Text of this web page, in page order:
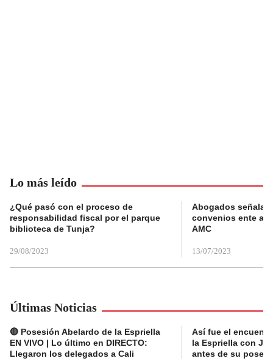
Lo más leído
¿Qué pasó con el proceso de
responsabilidad fiscal por el parque
biblioteca de Tunja?
29/08/2023
Abogados
convenios ente
AMC
13/07/2023
Últimas Noticias
🔴 Posesión Abelardo de la Espriella
EN VIVO | Lo último en DIRECTO:
Llegaron los delegados a Cali
Así fue el
la Espriella con
antes de su